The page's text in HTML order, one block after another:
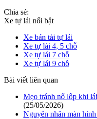
Chia sẻ:
Xe tự lái nổi bật
Xe bán tải tự lái
Xe tự lái 4, 5 chỗ
Xe tự lái 7 chỗ
Xe tự lái 9 chỗ
Bài viết liên quan
Mẹo tránh nổ lốp khi
(25/05/2026)
Nguyên nhân màn